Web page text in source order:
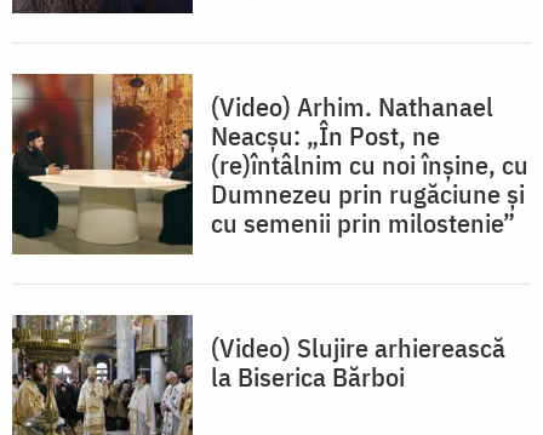
(Video) Arhim. Nathanael
Neacşu: „În Post, ne
(re)întâlnim cu noi înşine, cu
Dumnezeu prin rugăciune şi
cu semenii prin milostenie”
(Video) Slujire arhierească
la Biserica Bărboi